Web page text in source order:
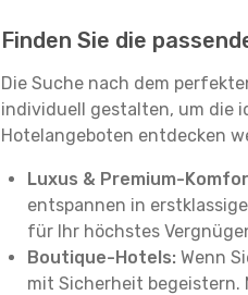
Finden Sie die
Die Suche nach dem
individuell gestalten, um die
Hotelangeboten entdecken
Luxus & Premium-
entspannen in
für Ihr höchstes
Boutique-Hotels: Wenn
mit Sicherheit begeistern.